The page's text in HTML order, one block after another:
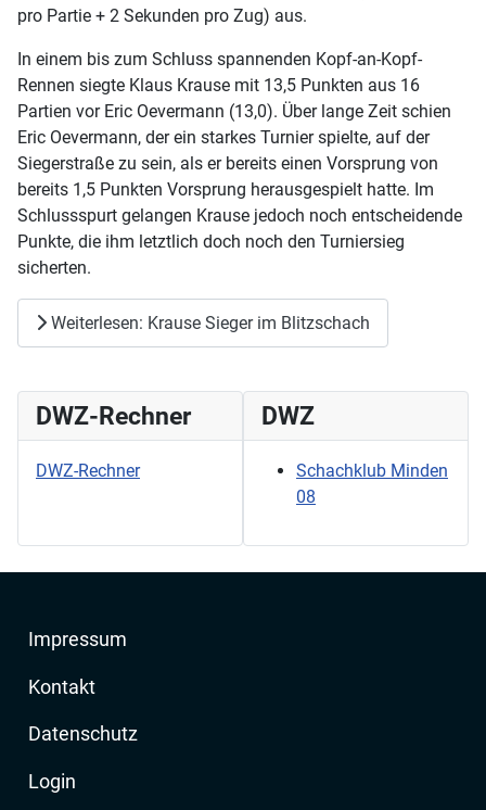
pro Partie + 2 Sekunden pro Zug) aus.
In einem bis zum Schluss spannenden Kopf-an-Kopf-
Rennen siegte Klaus Krause mit 13,5 Punkten aus 16
Partien vor Eric Oevermann (13,0). Über lange Zeit schien
Eric Oevermann, der ein starkes Turnier spielte, auf der
Siegerstraße zu sein, als er bereits einen Vorsprung von
bereits 1,5 Punkten Vorsprung herausgespielt hatte. Im
Schlussspurt gelangen Krause jedoch noch entscheidende
Punkte, die ihm letztlich doch noch den Turniersieg
sicherten.
Weiterlesen: Krause Sieger im Blitzschach
DWZ-Rechner
DWZ-Rechner
DWZ
Schachklub Minden
08
Impressum
Kontakt
Datenschutz
Login